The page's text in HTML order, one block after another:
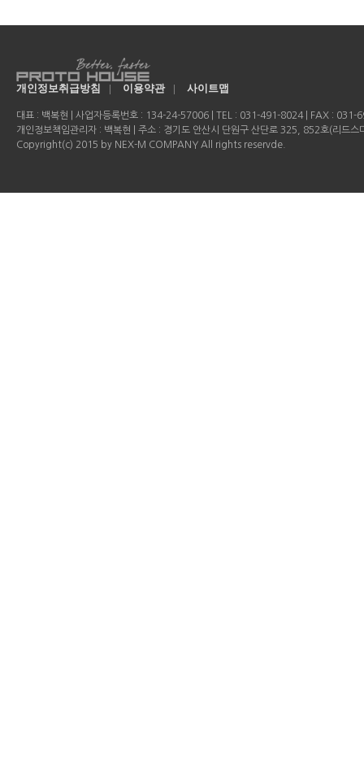
개인정보취급방침 | 이용약관 | 사이트맵
대표 : 백복현 | 사업자등록번호 : 134-24-57006 | TEL : 031-491-8024 | FAX :
개인정보책임관리자 : 백복현 | 주소 : 경기도 안산시 단원구 산단로 325, 852호(리드스
Copyright(c) 2015 by NEX-M COMPANY All rights reservde.